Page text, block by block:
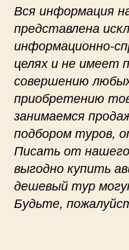
Вся информация
представлена
информационно-
целях и не имеет
совершению
приобретению
занимаемся
подбором туров,
Писать от
выгодно купить
дешевый тур
Будьте,